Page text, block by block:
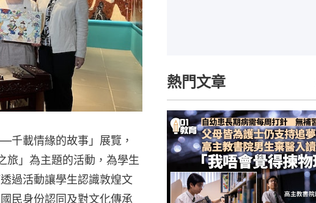
千載情緣的故事」展覽，
」為主題的活動，為學生
過活動讓學生認識敦煌文
民身份認同及對文化傳承
熱門文章